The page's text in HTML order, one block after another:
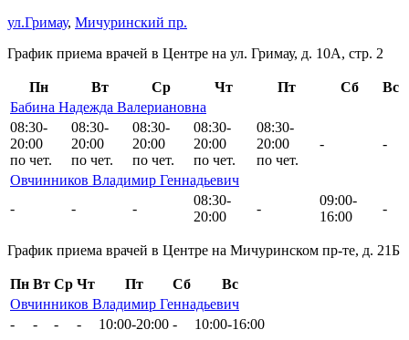
ул.Гримау, Мичуринский пр.
График приема врачей в Центре на ул. Гримау, д. 10А, стр. 2
Пн Вт Ср Чт Пт Сб
Вс
Бабина Надежда Валериановна
08:30-
20:00
по чет.
08:30-
20:00
по чет.
08:30-
20:00
по чет.
08:30-
20:00
по чет.
08:30-
20:00
по чет.
- -
Овчинников Владимир Геннадьевич
-
- -
08:30-
20:00
-
09:00-
16:00
-
График приема врачей в Центре на Мичуринском пр-те, д. 21Б
Пн Вт Ср Чт Пт Сб
Вс
Овчинников Владимир Геннадьевич
-
- - - 10:00-20:00 - 10:00-16:00